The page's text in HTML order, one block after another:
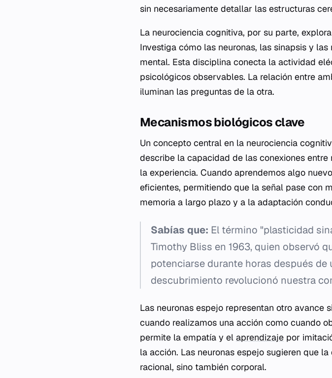
sin necesariamente detallar las estructuras
La neurociencia cognitiva, por su parte,
Investiga cómo las neuronas, las sinapsis y
mental. Esta disciplina conecta la actividad
psicológicos observables. La relación entre
iluminan las preguntas de la otra.
Mecanismos biológicos clave
Un concepto central en la neurociencia
describe la capacidad de las conexiones
la experiencia. Cuando aprendemos algo
eficientes, permitiendo que la señal pase con
memoria a largo plazo y a la adaptación
Sabías que: El término "plasticidad
Timothy Bliss en 1963, quien observó
potenciarse durante horas después de
descubrimiento revolucionó nuestra
Las neuronas espejo representan otro
cuando realizamos una acción como cuando
permite la empatía y el aprendizaje por
la acción. Las neuronas espejo sugieren que
racional, sino también corporal.